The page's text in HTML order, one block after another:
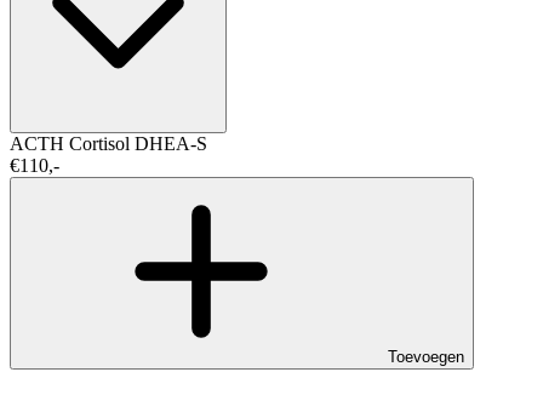
ACTH Cortisol DHEA-S
€110,-
Toevoegen